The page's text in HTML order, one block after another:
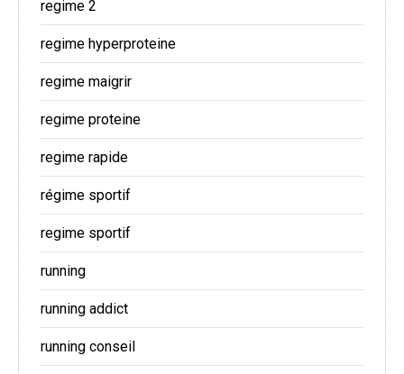
regime 2
regime hyperproteine
regime maigrir
regime proteine
regime rapide
régime sportif
regime sportif
running
running addict
running conseil